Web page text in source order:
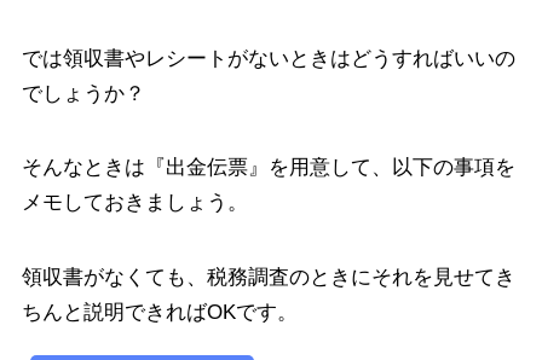
では領収書やレシートがないときはどうすればいいの
でしょうか？
そんなときは『出金伝票』を用意して、以下の事項を
メモしておきましょう。
領収書がなくても、税務調査のときにそれを見せてき
ちんと説明できればOKです。